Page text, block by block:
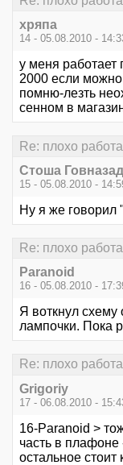
хряпа
14 - 05.08.2010 -
у меня работает
2000 если можно
помню-лезть
сенном в
Re: плохо
Стоша Говназад
15 - 05.08.2010 -
Ну я же говорил
Re: плохо
Paranoid
16 - 05.08.2010 -
Я воткнул
лампочки. Пока
Re: плохо
Grigoriy
17 - 06.08.2010 -
16-Paranoid >
часть в плафоне
остальное стоит